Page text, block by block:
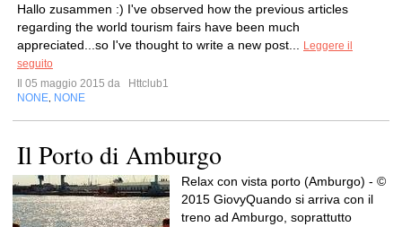
Hallo zusammen :) I've observed how the previous articles
regarding the world tourism fairs have been much
appreciated...so I've thought to write a new post...
Leggere il
seguito
Il 05 maggio 2015 da
Httclub1
NONE NONE
Il Porto di Amburgo
Relax con vista porto (Amburgo) - ©
2015 GiovyQuando si arriva con il
treno ad Amburgo, soprattutto